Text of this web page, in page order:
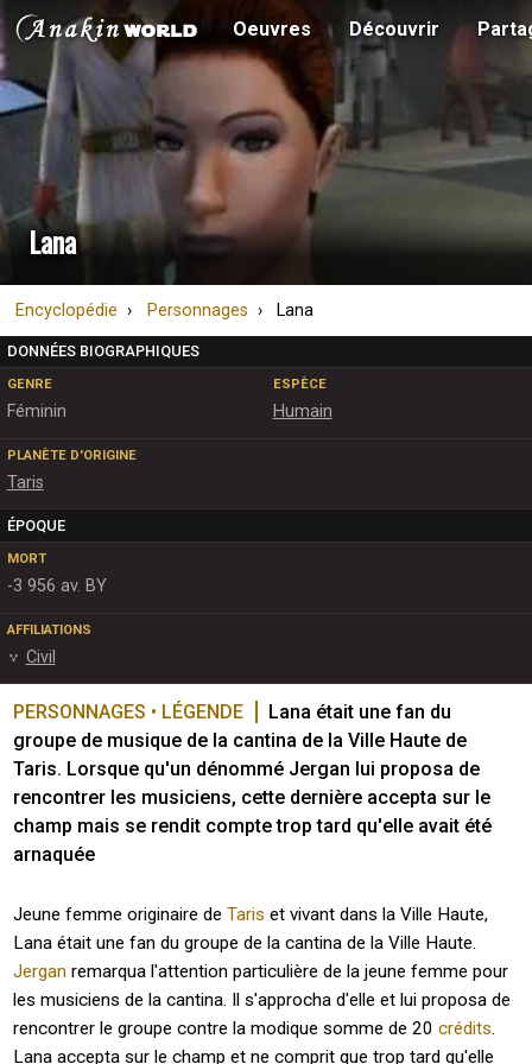
Oeuvres Découvrir
Lana
Encyclopédie Personnages Lana
DONNÉES BIOGRAPHIQUES
GENRE
Féminin
ESPÈCE
Humain
PLANÈTE D'ORIGINE
Taris
ÉPOQUE
MORT
-3 956 av. BY
AFFILIATIONS
Civil
PERSONNAGES • LÉGENDE
Lana était une fan du
groupe de musique de la cantina de la Ville Haute de
Taris. Lorsque qu'un dénommé Jergan lui proposa de
rencontrer les musiciens, cette dernière accepta sur le
champ mais se rendit compte trop tard qu'elle avait été
arnaquée
Jeune femme originaire deTaris et vivant dans la Ville Haute,
Lana était une fan du groupe de la cantina de la Ville Haute.
Jergan remarqua l'attention particulière de la jeune femme pour
les musiciens de la cantina. Il s'approcha d'elle et lui proposa de
rencontrer le groupe contre la modique somme de 20crédits.
Lana accepta sur le champ et ne comprit que trop tard qu'elle